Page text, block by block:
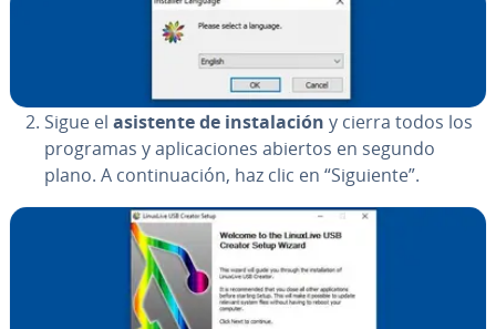
Sigue el asistente de in­s­ta­la­ción y cierra todos los
programas y apli­ca­cio­nes abiertos en segundo
plano. A co­n­ti­nua­ción, haz clic en “Siguiente”.